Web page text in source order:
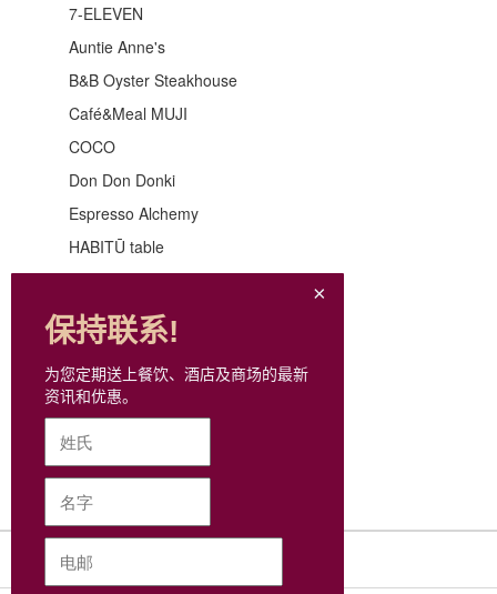
7-ELEVEN
Auntie Anne's
B&B Oyster Steakhouse
Café&Meal MUJI
COCO
Don Don Donki
Espresso Alchemy
HABITŪ table
JACOMAX
KFC
Mue Mue
My Day
My Little Coffee
NUTTEA
PROTEIN MONSTER
Sushi Takeshi 鮨たけし
Yamm
保持联系!
为您定期送上餐饮、酒店及商场的最新
资讯和优惠。